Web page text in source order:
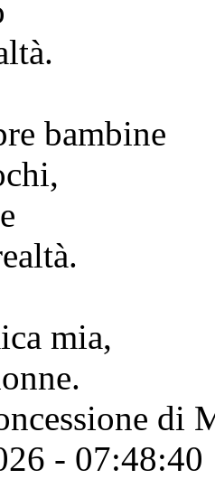
bambine
mia,
di
- 07:48:41